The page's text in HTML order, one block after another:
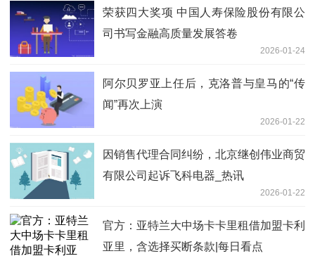
荣获四大奖项 中国人寿保险股份有限公
司书写金融高质量发展答卷
2026-01-24
阿尔贝罗亚上任后，克洛普与皇马的“传
闻”再次上演
2026-01-22
因销售代理合同纠纷，北京继创伟业商贸
有限公司起诉飞科电器_热讯
2026-01-22
官方：亚特兰大中场卡卡里租借加盟卡利
亚里，含选择买断条款|每日看点